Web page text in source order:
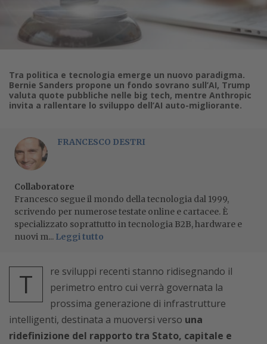
Tra politica e tecnologia emerge un nuovo paradigma.
Bernie Sanders propone un fondo sovrano sull’AI, Trump
valuta quote pubbliche nelle big tech, mentre Anthropic
invita a rallentare lo sviluppo dell’AI auto-migliorante.
FRANCESCO DESTRI
Collaboratore
Francesco segue il mondo della tecnologia dal 1999,
scrivendo per numerose testate online e cartacee. È
specializzato soprattutto in tecnologia B2B, hardware e
nuovi m... Leggi tutto
T
re sviluppi recenti stanno ridisegnando il
perimetro entro cui verrà governata la
prossima generazione di infrastrutture
intelligenti, destinata a muoversi verso una
ridefinizione del rapporto tra Stato, capitale e